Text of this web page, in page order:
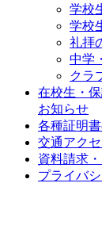
学校
学校
礼拝
中学
クラ
在校生・
お知らせ
各種証明
交通アク
資料請求
プライバ